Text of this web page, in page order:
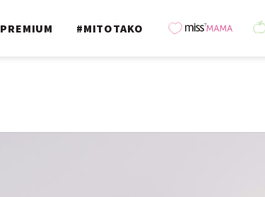
PREMIUM #MITOTAKO